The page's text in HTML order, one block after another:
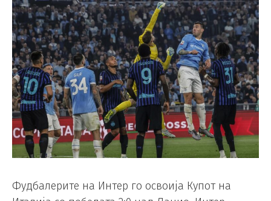
Фудбалерите на Интер го освоија Купот на